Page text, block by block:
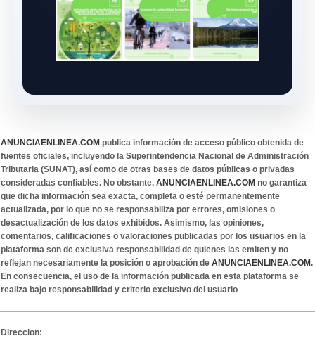
ANUNCIAENLINEA.COM publica información de acceso público obtenida de
fuentes oficiales, incluyendo la Superintendencia Nacional de Administración
Tributaria (SUNAT), así como de otras bases de datos públicas o privadas
consideradas confiables. No obstante, ANUNCIAENLINEA.COM no garantiza
que dicha información sea exacta, completa o esté permanentemente
actualizada, por lo que no se responsabiliza por errores, omisiones o
desactualización de los datos exhibidos. Asimismo, las opiniones,
comentarios, calificaciones o valoraciones publicadas por los usuarios en la
plataforma son de exclusiva responsabilidad de quienes las emiten y no
reflejan necesariamente la posición o aprobación de ANUNCIAENLINEA.COM.
En consecuencia, el uso de la información publicada en esta plataforma se
realiza bajo responsabilidad y criterio exclusivo del usuario
Direccion: